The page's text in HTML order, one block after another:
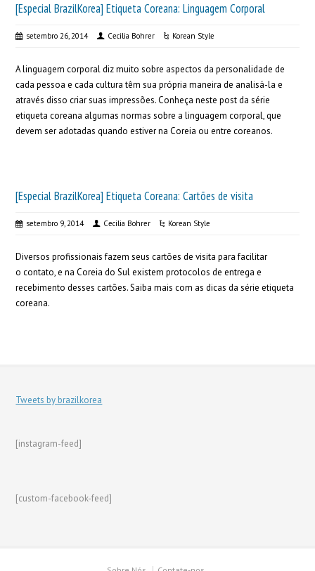
[Especial BrazilKorea] Etiqueta Coreana: Linguagem Corporal
setembro 26, 2014 Cecilia Bohrer Korean Style
A linguagem corporal diz muito sobre aspectos da personalidade de
cada pessoa e cada cultura têm sua própria maneira de analisá-la e
através disso criar suas impressões. Conheça neste post da série
etiqueta coreana algumas normas sobre a linguagem corporal, que
devem ser adotadas quando estiver na Coreia ou entre coreanos.
[Especial BrazilKorea] Etiqueta Coreana: Cartões de visita
setembro 9, 2014 Cecilia Bohrer Korean Style
Diversos profissionais fazem seus cartões de visita para facilitar
o contato, e na Coreia do Sul existem protocolos de entrega e
recebimento desses cartões. Saiba mais com as dicas da série etiqueta
coreana.
Tweets by brazilkorea
[instagram-feed]
[custom-facebook-feed]